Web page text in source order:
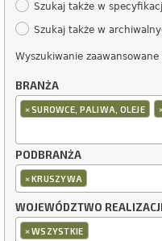
Szukaj także w
Szukaj także w
Wyszukiwanie
BRANŻA
×SUROWCE, PALIWA, OLEJE
PODBRANŻA
×KRUSZYWA
WOJEWÓDZTWO REALIZACJI
×WSZYSTKIE